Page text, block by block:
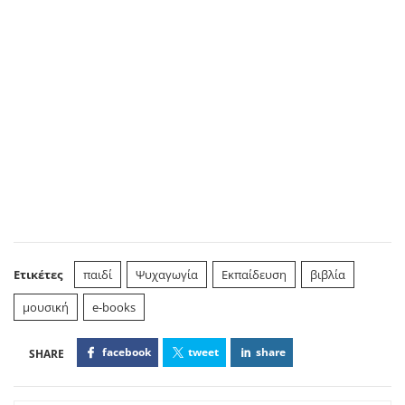
Ετικέτες παιδί Ψυχαγωγία Εκπαίδευση
βιβλία
μουσική
e-books
facebook tweet share